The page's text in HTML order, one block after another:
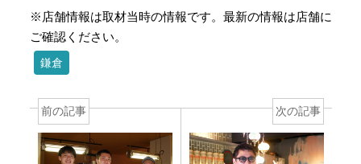
※店舗情報は取材当時の情報です。最新の情報は店舗に
ご確認ください。
鎌倉
前の記事 次の記事